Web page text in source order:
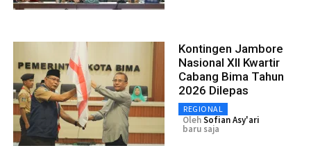
Kontingen Jambore
Nasional XII Kwartir
Cabang Bima Tahun
2026 Dilepas
REGIONAL
OlehSofian Asy'ari
baru saja